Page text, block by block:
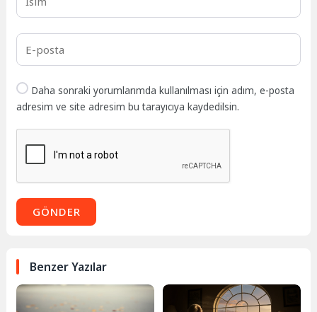
Daha sonraki yorumlarımda kullanılması için adım, e-posta
adresim ve site adresim bu tarayıcıya kaydedilsin.
GÖNDER
Benzer Yazılar